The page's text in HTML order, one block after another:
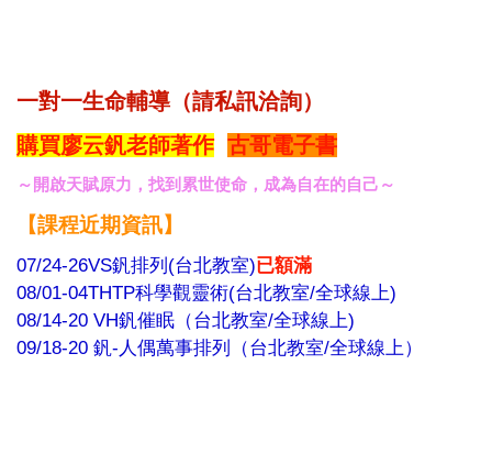
一對一生命輔導（請私訊洽詢）
購買廖云釩老師著作 古哥電子書
～開啟天賦原力，找到累世使命，成為自在的自己～
【課程近期資訊】
07/24-26VS釩排列(台北教室)已額滿
08/01-04THTP科學觀靈術(台北教室/全球線上)
08/14-20 VH釩催眠（台北教室/全球線上)
09/18-20 釩-人偶萬事排列（台北教室/全球線上）